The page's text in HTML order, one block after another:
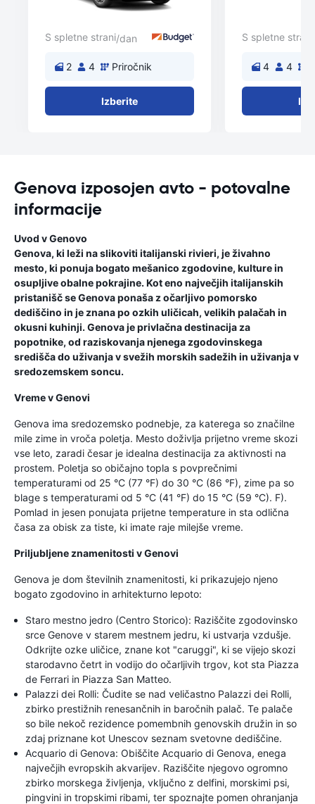
S spletne strani/dan
2 4 Priročnik
Izberite
S spletne strani
4 4
Genova izposojen avto - potovalne
informacije
Uvod v Genovo
Genova, ki leži na slikoviti italijanski rivieri, je živahno
mesto, ki ponuja bogato mešanico zgodovine, kulture in
osupljive obalne pokrajine. Kot eno največjih italijanskih
pristanišč se Genova ponaša z očarljivo pomorsko
dediščino in je znana po ozkih uličicah, velikih palačah in
okusni kuhinji. Genova je privlačna destinacija za
popotnike, od raziskovanja njenega zgodovinskega
središča do uživanja v svežih morskih sadežih in uživanja v
sredozemskem soncu.
Vreme v Genovi
Genova ima sredozemsko podnebje, za katerega so značilne
mile zime in vroča poletja. Mesto doživlja prijetno vreme skozi
vse leto, zaradi česar je idealna destinacija za aktivnosti na
prostem. Poletja so običajno topla s povprečnimi
temperaturami od 25 °C (77 °F) do 30 °C (86 °F), zime pa so
blage s temperaturami od 5 °C (41 °F) do 15 °C (59 °C). F).
Pomlad in jesen ponujata prijetne temperature in sta odlična
časa za obisk za tiste, ki imate raje milejše vreme.
Priljubljene znamenitosti v Genovi
Genova je dom številnih znamenitosti, ki prikazujejo njeno
bogato zgodovino in arhitekturno lepoto:
Staro mestno jedro (Centro Storico): Raziščite zgodovinsko
srce Genove v starem mestnem jedru, ki ustvarja vzdušje.
Odkrijte ozke uličice, znane kot "caruggi", ki se vijejo skozi
starodavno četrt in vodijo do očarljivih trgov, kot sta Piazza
de Ferrari in Piazza San Matteo.
Palazzi dei Rolli: Čudite se nad veličastno Palazzi dei Rolli,
zbirko prestižnih renesančnih in baročnih palač. Te palače
so bile nekoč rezidence pomembnih genovskih družin in so
zdaj priznane kot Unescov seznam svetovne dediščine.
Acquario di Genova: Obiščite Acquario di Genova, enega
največjih evropskih akvarijev. Raziščite njegovo ogromno
zbirko morskega življenja, vključno z delfini, morskimi psi,
pingvini in tropskimi ribami, ter spoznajte pomen ohranjanja